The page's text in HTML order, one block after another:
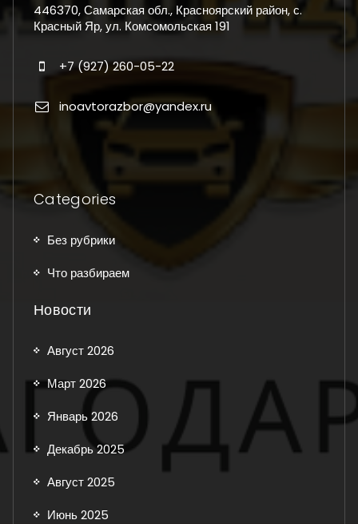
446370, Самарская обл., Красноярский район, с.
Красный Яр, ул. Комсомольская 191
+7 (927) 260-05-22
inoavtorazbor@yandex.ru
Categories
Без рубрики
Что разбираем
Новости
Август 2026
Март 2026
Январь 2026
Декабрь 2025
Август 2025
Июнь 2025